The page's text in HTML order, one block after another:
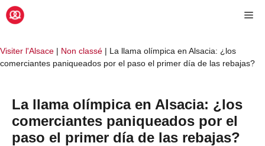
Saltar
Visiter l'Alsace | Non classé | La llama olímpica en Alsacia: ¿los
comerciantes paniqueados por el paso el primer día de las rebajas?
La llama olímpica en Alsacia: ¿los
comerciantes paniqueados por el
paso el primer día de las rebajas?